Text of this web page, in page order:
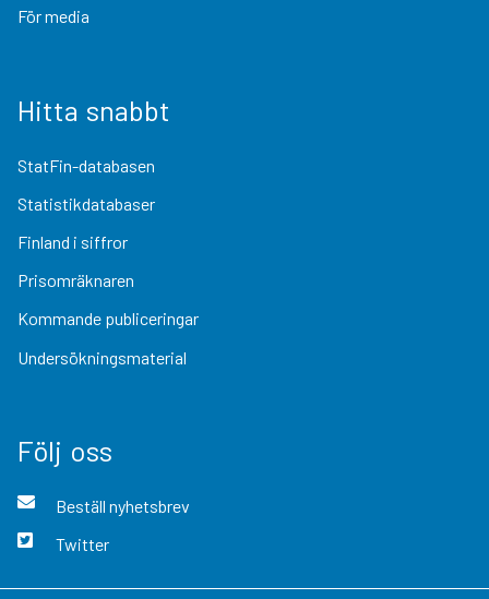
För media
Hitta snabbt
StatFin-databasen
Statistikdatabaser
Finland i siffror
Prisomräknaren
Kommande publiceringar
Undersökningsmaterial
Följ oss
Beställ nyhetsbrev
Twitter